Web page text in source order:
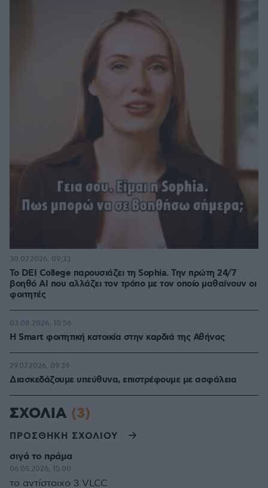
Το DEI College παρουσιάζει τη Sophia. Την πρώτη 24/7
βοηθό AI που αλλάζει τον τρόπο με τον οποίο μαθαίνουν οι
φοιτητές
30.07.2026, 09:33
Η Smart φοιτητική κατοικία στην καρδιά της Αθήνας
03.08.2026, 10:56
Διασκεδάζουμε υπεύθυνα, επιστρέφουμε με ασφάλεια
29.07.2026, 09:39
ΣΧΟΛΙΑ (3)
ΠΡΟΣΘΗΚΗ ΣΧΟΛΙΟΥ
σιγά το πράμα
06.05.2026, 15:00
το αντίστοιχο 3 VLCC